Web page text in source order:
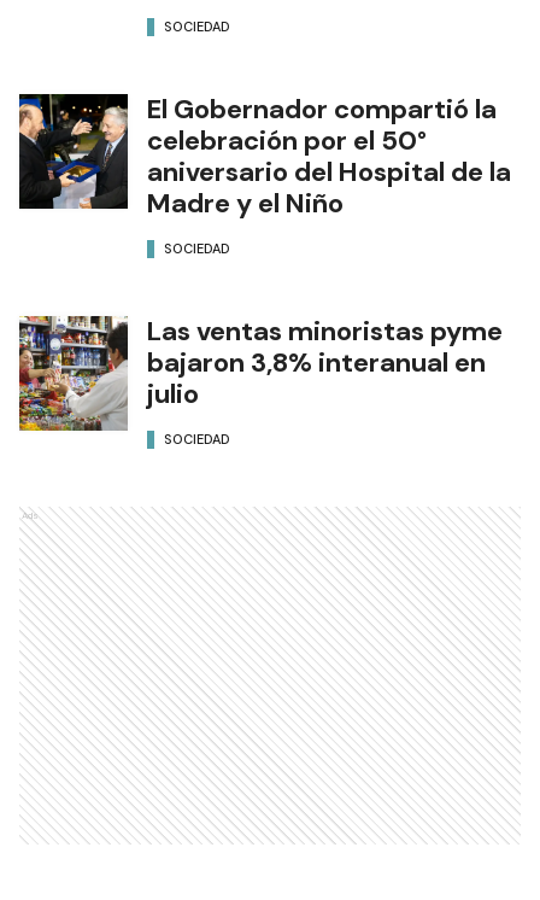
SOCIEDAD
El Gobernador compartió la
celebración por el 50°
aniversario del Hospital de la
Madre y el Niño
SOCIEDAD
Las ventas minoristas pyme
bajaron 3,8% interanual en
julio
SOCIEDAD
Ads